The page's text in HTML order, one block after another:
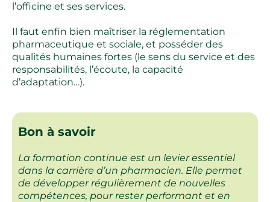
l’officine et ses services.
Il faut enfin bien maîtriser la réglementation
pharmaceutique et sociale, et posséder des
qualités humaines fortes (le sens du service et des
responsabilités, l’écoute, la capacité
d’adaptation…).
Bon à savoir
La formation continue est un levier essentiel
dans la carrière d’un pharmacien. Elle permet
de développer régulièrement de nouvelles
compétences, pour rester performant et en